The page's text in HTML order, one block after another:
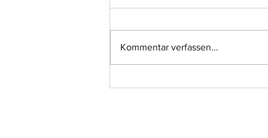
Einsatz-Nr.: 057
Kommentar verfassen...